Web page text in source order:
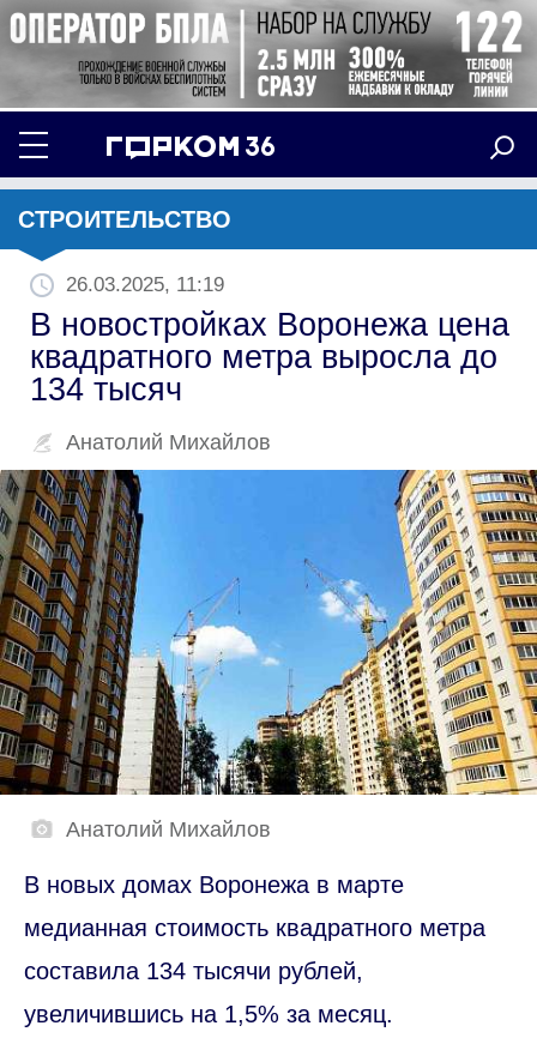
СТРОИТЕЛЬСТВО
26.03.2025, 11:19
В новостройках Воронежа цена
квадратного метра выросла до
134 тысяч
Анатолий Михайлов
Анатолий Михайлов
В новых домах Воронежа в марте
медианная стоимость квадратного метра
составила 134 тысячи рублей,
увеличившись на 1,5% за месяц.